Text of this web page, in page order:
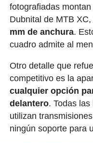
fotografiadas
Dubnital de MTB
mm de anchura.
cuadro admite al
Otro detalle que
competitivo es la
cualquier opción
delantero. Todas
utilizan
ningún soporte para